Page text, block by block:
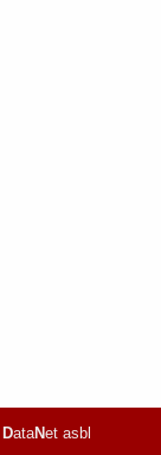
DataNet asbl